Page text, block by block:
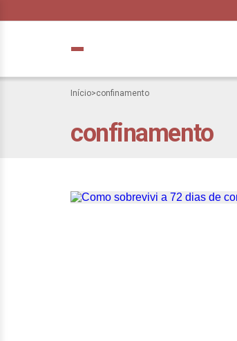
Início>confinamento
confinamento
Como